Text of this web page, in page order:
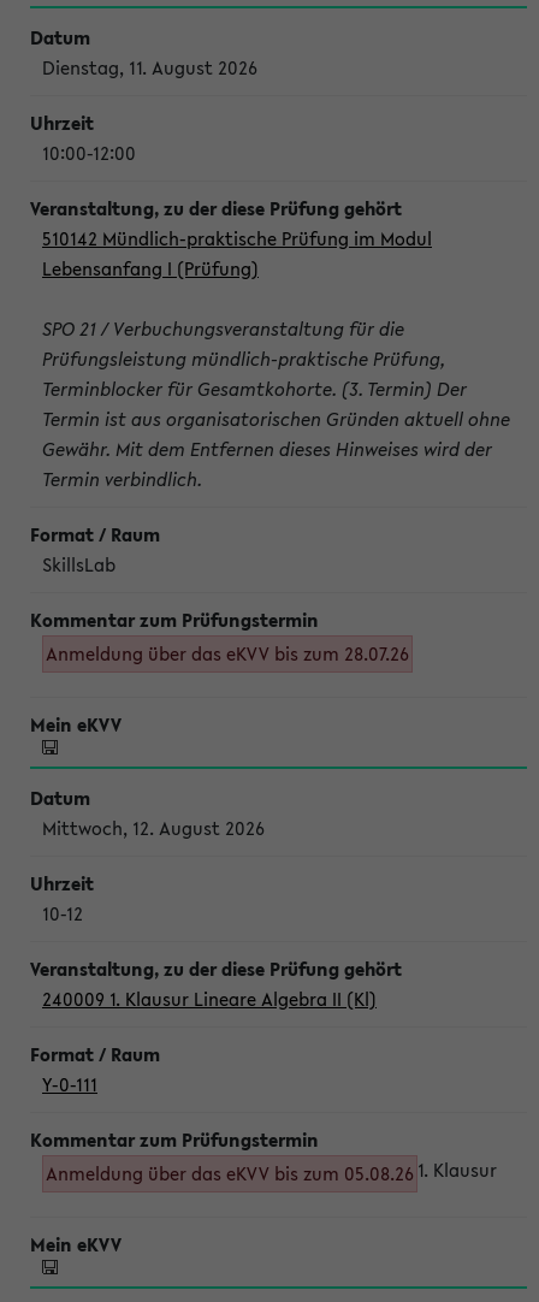
Dienstag, 11. August 2026
10:00-12:00
510142 Mündlich-praktische Prüfung im Modul
Lebensanfang I (Prüfung)
SPO 21 / Verbuchungsveranstaltung für die
Prüfungsleistung mündlich-praktische Prüfung,
Terminblocker für Gesamtkohorte. (3. Termin) Der
Termin ist aus organisatorischen Gründen aktuell ohne
Gewähr. Mit dem Entfernen dieses Hinweises wird der
Termin verbindlich.
SkillsLab
Anmeldung über das eKVV bis zum 28.07.26
Mittwoch, 12. August 2026
10-12
240009 1. Klausur Lineare Algebra II (Kl)
Y-0-111
Anmeldung über das eKVV bis zum 05.08.26 1. Klausur